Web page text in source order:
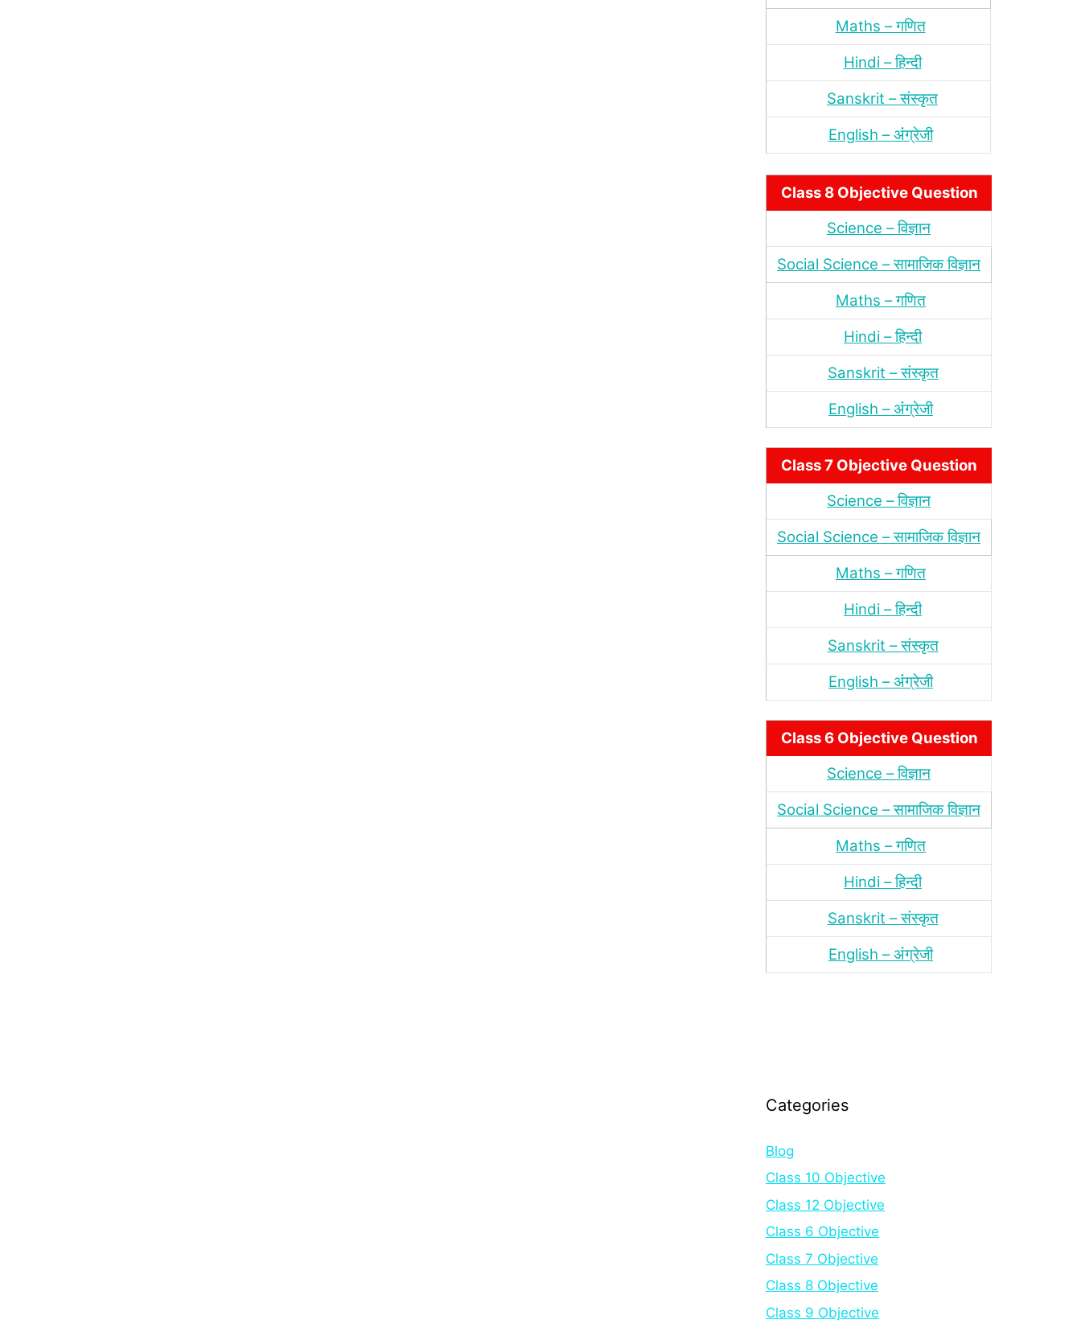
Maths – गणित
Hindi – हिन्‍दी
Sanskrit – संस्‍कृत
English – अंंग्रेजी
Class 8 Objective Question
Science – विज्ञान
Social Science – सामाजिक विज्ञान
Maths – गणित
Hindi – हिन्‍दी
Sanskrit – संस्‍कृत
English – अंंग्रेजी
Class 7 Objective Question
Science – विज्ञान
Social Science – सामाजिक विज्ञान
Maths – गणित
Hindi – हिन्‍दी
Sanskrit – संस्‍कृत
English – अंंग्रेजी
Class 6 Objective Question
Science – विज्ञान
Social Science – सामाजिक विज्ञान
Maths – गणित
Hindi – हिन्‍दी
Sanskrit – संस्‍कृत
English – अंंग्रेजी
Categories
Blog
Class 10 Objective
Class 12 Objective
Class 6 Objective
Class 7 Objective
Class 8 Objective
Class 9 Objective